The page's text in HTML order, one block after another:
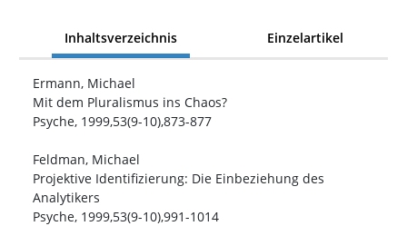
Inhaltsverzeichnis Einzelartikel
Ermann, Michael
Mit dem Pluralismus ins Chaos?
Psyche, 1999,53(9-10),873-877
Feldman, Michael
Projektive Identifizierung: Die Einbeziehung des
Analytikers
Psyche, 1999,53(9-10),991-1014